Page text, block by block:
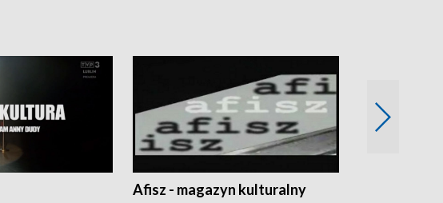
Afisz - magazyn kulturalny